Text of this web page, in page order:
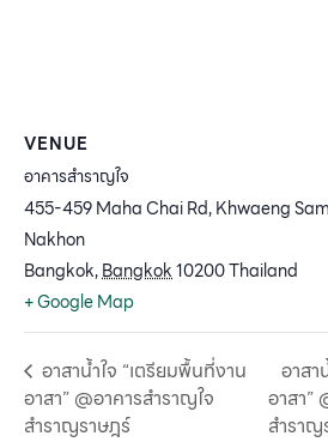
VENUE
อาคารสำราญใจ
455-459 Maha Chai Rd, Khwaeng
Nakhon
Bangkok,Bangkok10200Thailand
+ Google Map
อาสาน้ำใจ “เตรียมพื้นที่งาน
อาสา” @อาคารสำราญใจ
สำราญราษฎร์
อาสา
อาสา”
สำรา